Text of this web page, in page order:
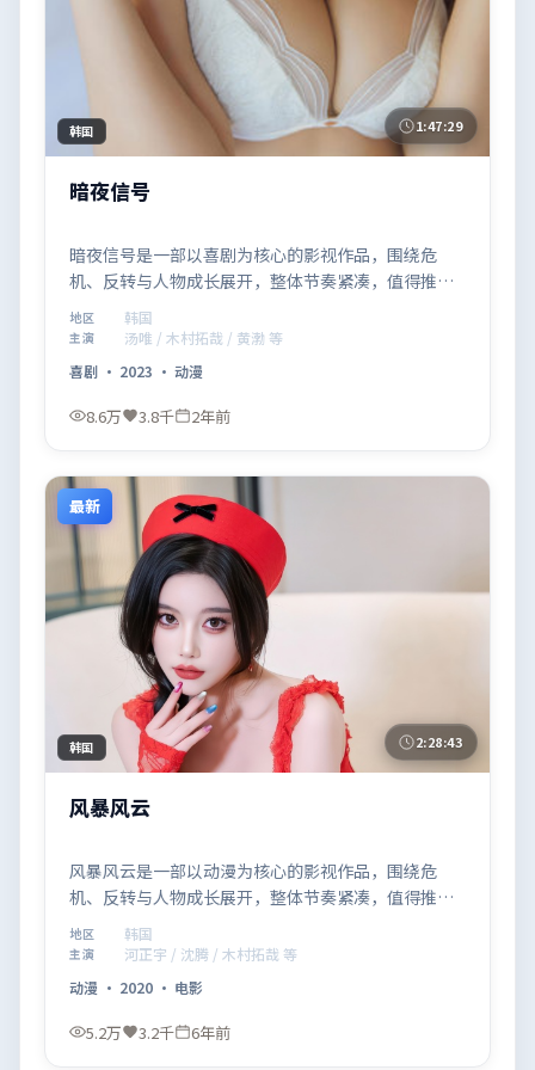
韩国 1:47:29
暗夜信号
暗夜信号是一部以喜剧为核心的影视作品，围绕危
机、反转与人物成长展开，整体节奏紧凑，值得推荐
观看。
地区 韩国
主演
汤唯 / 木村拓哉 / 黄渤 等
喜剧 · 2023 · 动漫
8.6万 3.8千 2年前
最新
韩国 2:28:43
风暴风云
风暴风云是一部以动漫为核心的影视作品，围绕危
机、反转与人物成长展开，整体节奏紧凑，值得推荐
观看。
地区 韩国
主演
河正宇 / 沈腾 / 木村拓哉 等
动漫 · 2020 · 电影
5.2万 3.2千 6年前